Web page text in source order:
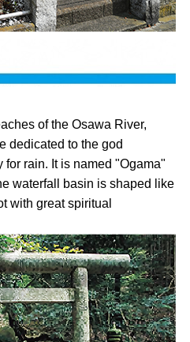
of the Osawa River,
dedicated to the god
for rain. It is named "Ogama"
waterfall basin is shaped like
with great spiritual